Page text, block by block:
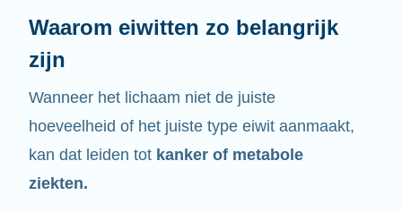
Waarom eiwitten zo belangrijk
zijn
Wanneer het lichaam niet de juiste
hoeveelheid of het juiste type eiwit aanmaakt,
kan dat leiden tot kanker of metabole
ziekten.